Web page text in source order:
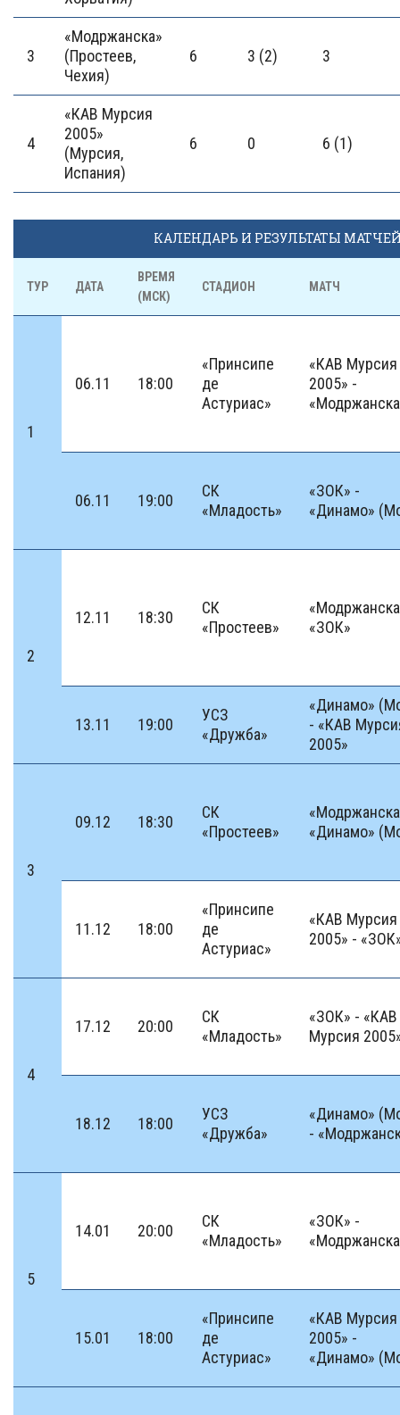
3
«Модржанска»
(Простеев,
Чехия)
6 3 (2) 3
4
«КАВ Мурсия
2005»
(Мурсия,
Испания)
6 0 6 (1)
КАЛЕНДАРЬ И РЕЗУЛЬТАТЫ
ТУР ДАТА
ВРЕМЯ
(МСК)
СТАДИОН МАТЧ
1
06.11 18:00
«Принсипе
де
Астуриас»
«КАВ Мурсия
2005» -
06.11 19:00
СК
«Младость»
«ЗОК» -
«Динамо»
2
12.11 18:30
СК
«Простеев»
«ЗОК»
13.11 19:00
УСЗ
«Дружба»
«Динамо»
- «КАВ
2005»
3
09.12 18:30
СК
«Простеев»
«Динамо»
11.12 18:00
«Принсипе
де
Астуриас»
«КАВ Мурсия
2005» -
4
17.12 20:00
СК
«Младость»
«ЗОК» - «КАВ
Мурсия
18.12 18:00
УСЗ
«Дружба»
«Динамо»
-
5
14.01 20:00
СК
«Младость»
«ЗОК» -
15.01 18:00
«Принсипе
де
Астуриас»
«КАВ Мурсия
2005» -
«Динамо»